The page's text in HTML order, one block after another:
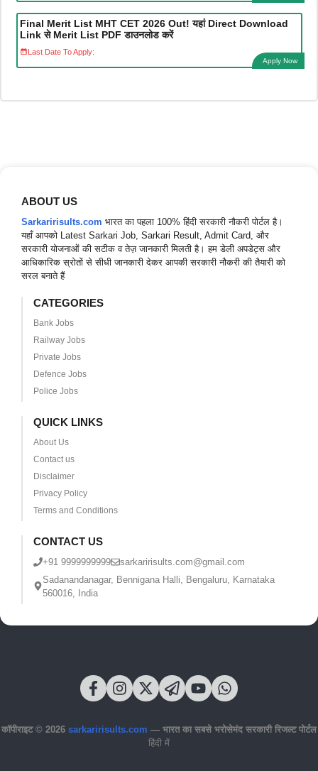
Final Merit List MHT CET 2026 Out! यहां Direct Download
Link से Merit List PDF डाउनलोड करें
Last Date To Apply:
Apply Now
ABOUT US
Sarkaririsults.com भारत का पहला 100% हिंदी सरकारी नौकरी पोर्टल है।
यहाँ आपको Latest Sarkari Job, Sarkari Result, Admit Card, और
सरकारी योजनाओं की सटीक व तेज़ जानकारी मिलती है। हम डेली अपडेट्स और
आधिकारिक स्रोतों से सीधी जानकारी देकर आपकी सरकारी नौकरी की तैयारी को
सरल बनाते हैं
CATEGORIES
Bank Jobs
Railway Jobs
Private Jobs
Defence Jobs
Police Jobs
QUICK LINKS
About Us
Contact us
Disclaimer
Privacy Policy
Terms and Conditions
CONTACT US
+91 9999999999
sarkaririsults.com@gmail.com
Sadanandanagar, Bennigana Halli, Bengaluru, Karnataka
560016, India
कॉपीराइट © 2026 sarkaririsults.com — भारत का सबसे भरोसेमंद सरकारी रिजल्ट पोर्टल
हिंदी में